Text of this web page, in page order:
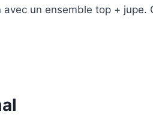
un ensemble top + jupe.